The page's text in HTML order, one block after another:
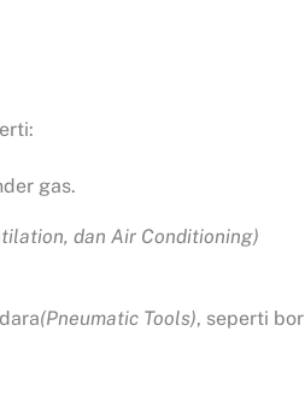
gas.
dan Air Conditioning)
(Pneumatic Tools), seperti bor